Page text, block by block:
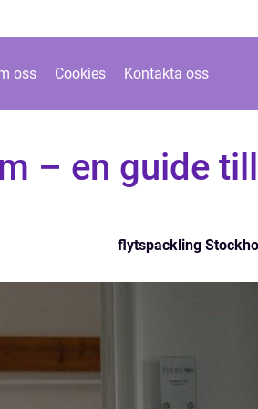
oss Cookies Kontakta oss
– en guide till
flytspackling